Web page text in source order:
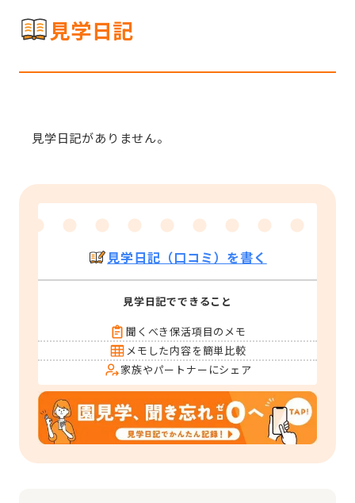
見学日記
見学日記がありません。
見学日記（口コミ）を書く
見学日記でできること
聞くべき保活項目のメモ
メモした内容を簡単比較
家族やパートナーにシェア